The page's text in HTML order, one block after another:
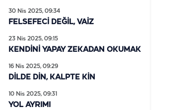
FELSEFECİ DEĞİL, VAİZ
30 Nis 2025, 09:34
KENDİNİ YAPAY ZEKADAN OKUMAK
23 Nis 2025, 09:15
DİLDE DİN, KALPTE KİN
16 Nis 2025, 09:29
YOL AYRIMI
10 Nis 2025, 09:31